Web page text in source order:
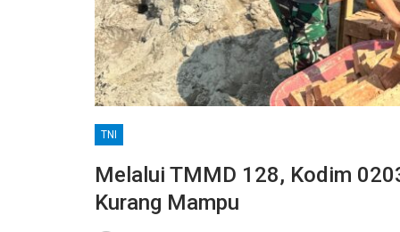
TNI
Melalui TMMD 128, Kodim
Kurang Mampu